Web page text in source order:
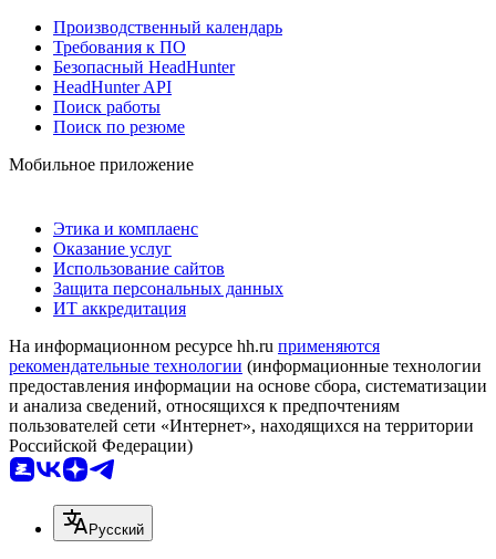
Производственный календарь
Требования к ПО
Безопасный HeadHunter
HeadHunter API
Поиск работы
Поиск по резюме
Мобильное приложение
Этика и комплаенс
Оказание услуг
Использование сайтов
Защита персональных данных
ИТ аккредитация
На информационном ресурсе hh.ru применяются
рекомендательные технологии (информационные технологии
предоставления информации на основе сбора, систематизации
и анализа сведений, относящихся к предпочтениям
пользователей сети «Интернет», находящихся на территории
Российской Федерации)
Русский